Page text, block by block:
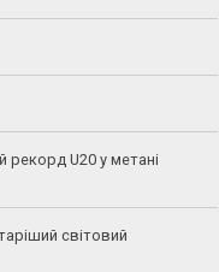
рекорд U20 у метані
світовий